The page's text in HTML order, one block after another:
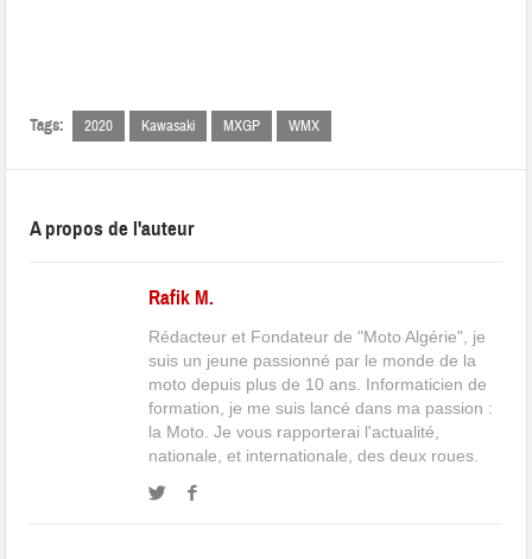
Tags: 2020 Kawasaki MXGP WMX
A propos de l'auteur
Rafik M.
Rédacteur et Fondateur de "Moto Algérie", je
suis un jeune passionné par le monde de la
moto depuis plus de 10 ans. Informaticien de
formation, je me suis lancé dans ma passion :
la Moto. Je vous rapporterai l'actualité,
nationale, et internationale, des deux roues.